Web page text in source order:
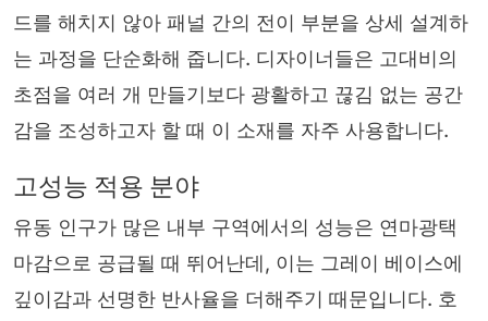
드를 해치지 않아 패널 간의 전이 부분을 상세 설계하
는 과정을 단순화해 줍니다. 디자이너들은 고대비의
초점을 여러 개 만들기보다 광활하고 끊김 없는 공간
감을 조성하고자 할 때 이 소재를 자주 사용합니다.
고성능 적용 분야
유동 인구가 많은 내부 구역에서의 성능은 연마광택
마감으로 공급될 때 뛰어난데, 이는 그레이 베이스에
깊이감과 선명한 반사율을 더해주기 때문입니다. 호